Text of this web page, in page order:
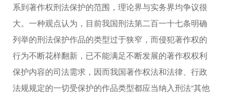
系到著作权刑法保护的范围，理论界与实务界均争议很
大。一种观点认为，目前我国刑法第二百一十七条明确
列举的刑法保护作品的类型过于狭窄，而侵犯著作权的
行为不断花样翻新，已不能满足不断发展的著作权权利
保护内容的司法需求，因而我国著作权法和法律、行政
法规规定的一切受保护的作品类型都应当纳入刑法“其他